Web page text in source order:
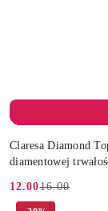
Claresa Diamond
diamentowej
Cena
12.00
Cena
16.00